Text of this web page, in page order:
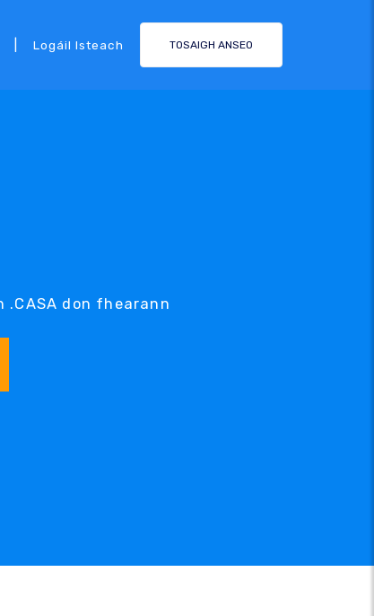
Logáil Isteach TOSAIGH ANSEO
don fhearann